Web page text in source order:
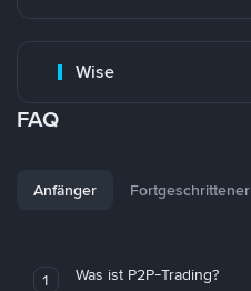
Wise
FAQ
Anfänger Fortgeschrittener
1 Was ist P2P-Trading?